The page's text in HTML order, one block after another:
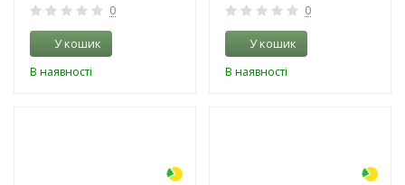
0
У кошик
В наявності
0
У кошик
В наявності